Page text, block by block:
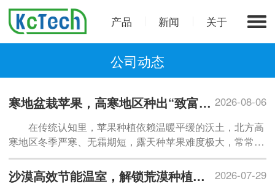
产品 新闻 关于
公司动态
2026-08-06
寒地盆栽苹果，高寒地区种出“致富红果”
在传统认知里，苹果种植依赖温暖平缓的沃土，北方高
寒地区冬季严寒、无霜期短，露天种苹果难度极大，常常面
临冻害、坐果率低、口感差等难题。如今，随着寒地盆栽苹
果栽培技术日趋成熟， 逐渐打破地域气候限制，让高纬度寒
冷地区也能实现苹果规模化、精品化种植，成为北方设施农
2026-07-29
沙漠高效节能温室，解锁荒漠种植新模式